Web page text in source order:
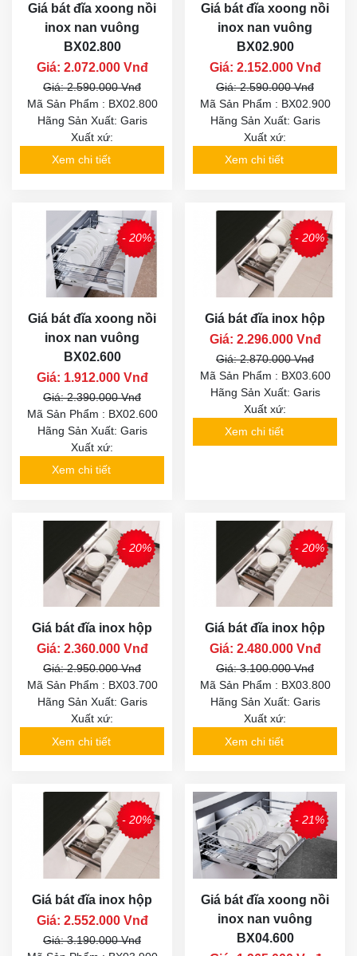
Giá bát đĩa xoong nồi
inox nan vuông
BX02.800
Giá: 2.072.000 Vnđ
Giá: 2.590.000 Vnđ
Mã Sản Phẩm : BX02.800
Hãng Sản Xuất: Garis
Xuất xứ:
Xem chi tiết
Giá bát đĩa xoong nồi
inox nan vuông
BX02.900
Giá: 2.152.000 Vnđ
Giá: 2.590.000 Vnđ
Mã Sản Phẩm : BX02.900
Hãng Sản Xuất: Garis
Xuất xứ:
Xem chi tiết
- 20%
Giá bát đĩa xoong nồi
inox nan vuông
BX02.600
Giá: 1.912.000 Vnđ
Giá: 2.390.000 Vnđ
Mã Sản Phẩm : BX02.600
Hãng Sản Xuất: Garis
Xuất xứ:
Xem chi tiết
- 20%
Giá bát đĩa inox hộp
Giá: 2.296.000 Vnđ
Giá: 2.870.000 Vnđ
Mã Sản Phẩm : BX03.600
Hãng Sản Xuất: Garis
Xuất xứ:
Xem chi tiết
- 20%
Giá bát đĩa inox hộp
Giá: 2.360.000 Vnđ
Giá: 2.950.000 Vnđ
Mã Sản Phẩm : BX03.700
Hãng Sản Xuất: Garis
Xuất xứ:
Xem chi tiết
- 20%
Giá bát đĩa inox hộp
Giá: 2.480.000 Vnđ
Giá: 3.100.000 Vnđ
Mã Sản Phẩm : BX03.800
Hãng Sản Xuất: Garis
Xuất xứ:
Xem chi tiết
- 20%
Giá bát đĩa inox hộp
Giá: 2.552.000 Vnđ
Giá: 3.190.000 Vnđ
- 21%
Giá bát đĩa xoong nồi
inox nan vuông
BX04.600